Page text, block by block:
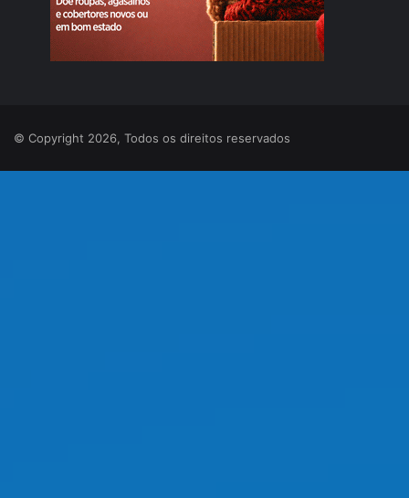
© Copyright 2026, Todos os direitos reservados